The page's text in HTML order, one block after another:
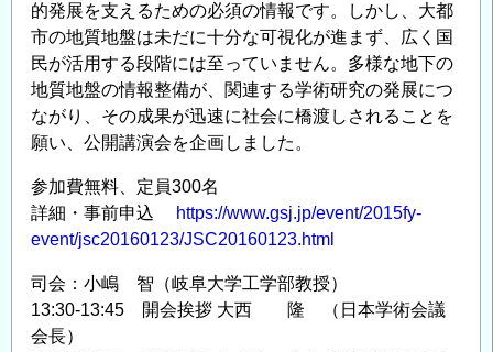
的発展を支えるための必須の情報です。しかし、大都
市の地質地盤は未だに十分な可視化が進まず、広く国
民が活用する段階には至っていません。多様な地下の
地質地盤の情報整備が、関連する学術研究の発展につ
ながり、その成果が迅速に社会に橋渡しされることを
願い、公開講演会を企画しました。
参加費無料、定員300名
詳細・事前申込
https://www.gsj.jp/event/2015fy-
event/jsc20160123/JSC20160123.html
司会：小嶋 智（岐阜大学工学部教授）
13:30-13:45 開会挨拶 大西 隆 （日本学術会議
会長）